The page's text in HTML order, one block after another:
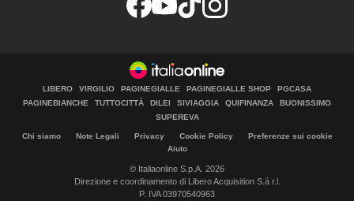
LIBERO VIRGILIO PAGINEGIALLE PAGINEGIALLE SHOP
PGCASA
PAGINEBIANCHE
TUTTOCITTÀ DILEI SIVIAGGIA QUIFINANZA
BUONISSIMO
SUPEREVA
Chi siamo Note Legali Privacy Cookie Policy
Preferenze sui cookie
Aiuto
© Italiaonline S.p.A. 2026
Direzione e coordinamento di Libero Acquisition S.á r.l.
P. IVA 03970540963